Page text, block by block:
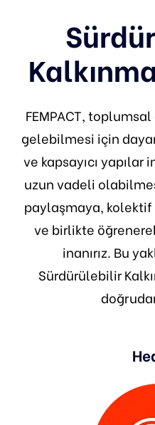
FEMPACT,
gelebilmesi için
ve kapsayıcı
uzun vadeli
paylaşmaya,
ve birlikte
inanırız. Bu
Sürdürülebilir